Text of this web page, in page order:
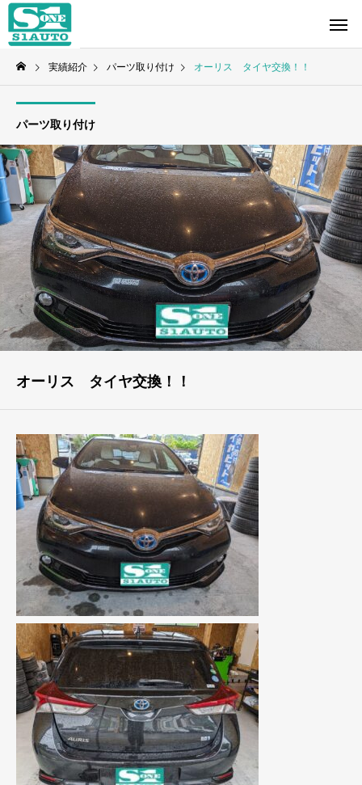
実績紹介 パーツ取り付け オーリス タイヤ交換！！
パーツ取り付け
オーリス タイヤ交換！！